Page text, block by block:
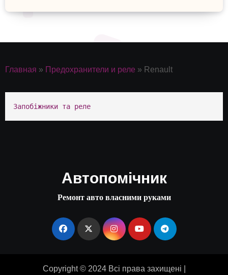
Главная » Предохранители и реле » Renault
Запобіжники та реле
Автопомічник
Ремонт авто власними руками
Copyright © 2024 Всі права захищені